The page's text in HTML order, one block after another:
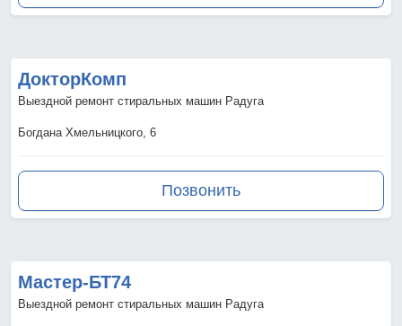
ДокторКомп
Выездной ремонт стиральных машин Радуга
Богдана Хмельницкого, 6
Позвонить
Мастер-БТ74
Выездной ремонт стиральных машин Радуга